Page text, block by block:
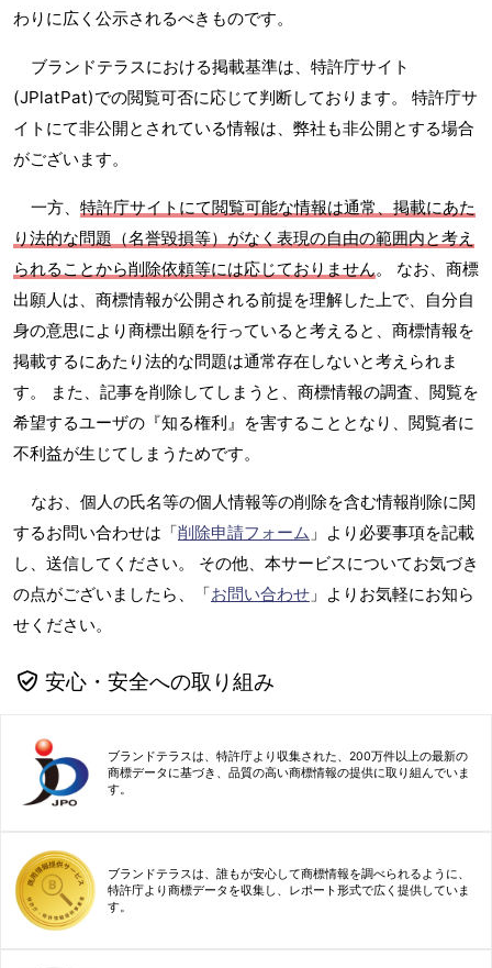
わりに広く公示されるべきものです。
ブランドテラスにおける掲載基準は、特許庁サイト
(JPlatPat)での閲覧可否に応じて判断しております。 特許庁サ
イトにて非公開とされている情報は、弊社も非公開とする場合
がございます。
一方、 特許庁サイトにて閲覧可能な情報は通常、掲載にあた
り法的な問題（名誉毀損等）がなく表現の自由の範囲内と考え
られることから削除依頼等には応じておりません。 なお、商標
出願人は、商標情報が公開される前提を理解した上で、自分自
身の意思により商標出願を行っていると考えると、商標情報を
掲載するにあたり法的な問題は通常存在しないと考えられま
す。 また、記事を削除してしまうと、商標情報の調査、閲覧を
希望するユーザの『知る権利』を害することとなり、閲覧者に
不利益が生じてしまうためです。
なお、個人の氏名等の個人情報等の削除を含む情報削除に関
するお問い合わせは「削除申請フォーム 」より必要事項を記載
し、送信してください。 その他、本サービスについてお気づき
の点がございましたら、「お問い合わせ 」よりお気軽にお知ら
せください。
安心・安全への取り組み
ブランドテラスは、特許庁より収集された、200万件以上の最新の
商標データに基づき、品質の高い商標情報の提供に取り組んでいま
す。
ブランドテラスは、誰もが安心して商標情報を調べられるように、
特許庁より商標データを収集し、レポート形式で広く提供していま
す。